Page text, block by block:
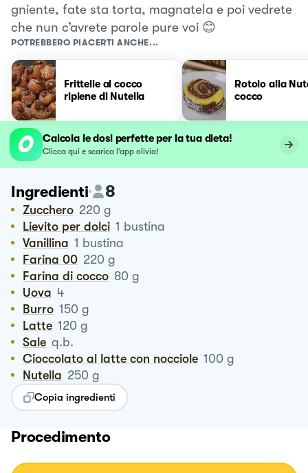
gniente, fate sta torta, magnatela e poi vedrete
che nun c’avrete parole pure voi 😊
POTREBBERO PIACERTI ANCHE...
Frittelle al cocco
ripiene di Nutella
Rotolo alla
cocco
Calcola le dosi perfette per la tua dieta!
Clicca qui e scarica l’app olivia!
Ingredienti 8
Zucchero 220 g
Lievito per dolci 1 bustina
Vanillina 1 bustina
Farina 00 220 g
Farina di cocco 80 g
Uova 4
Burro 150 g
Latte 120 g
Sale q.b.
Cioccolato al latte con nocciole 100 g
Nutella 250 g
Copia ingredienti
Procedimento